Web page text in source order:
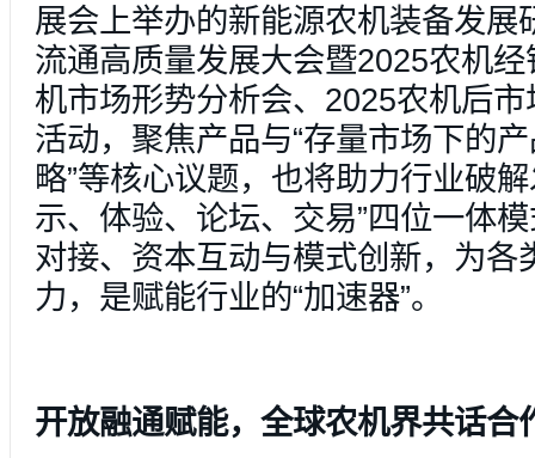
展会上举办的新能源农机装备发展
流通高质量发展大会暨2025农机
机市场形势分析会、2025农机后
活动，聚焦产品与“存量市场下的
略”等核心议题，也将助力行业破
示、体验、论坛、交易”四位一体
对接、资本互动与模式创新，为各
力，是赋能行业的“加速器”。
开放融通赋能，全球农机界共话合